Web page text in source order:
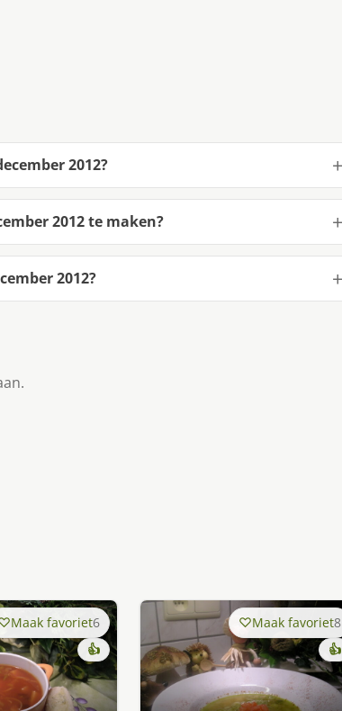
2012?
2012 te maken?
2012?
Maak favoriet6
👍
Maak favoriet8
👍